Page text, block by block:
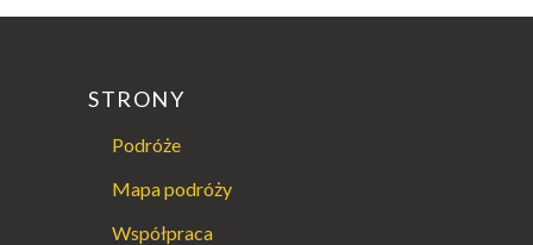
STRONY
Podróże
Mapa podróży
Współpraca